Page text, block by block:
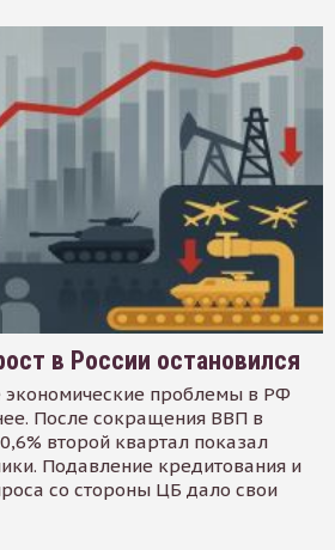
в России остановился
экономические проблемы в РФ
После сокращения ВВП в
второй квартал показал
Подавление кредитования и
со стороны ЦБ дало свои